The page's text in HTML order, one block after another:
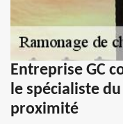
Entreprise GC
le spécialiste
proximité